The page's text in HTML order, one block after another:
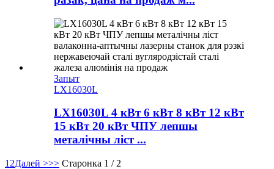
Запыт
LX16030L
LX16030L 4 кВт 6 кВт 8 кВт 12 кВт
15 кВт 20 кВт ЧПУ лепшы
металічны ліст ...
1 2Далей >>> Старонка 1 / 2